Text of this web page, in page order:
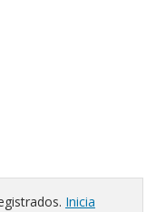
Inicia